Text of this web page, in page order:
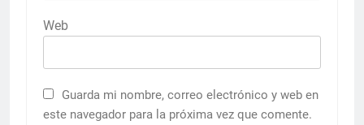
Web
Guarda mi nombre, correo electrónico y web en
este navegador para la próxima vez que comente.